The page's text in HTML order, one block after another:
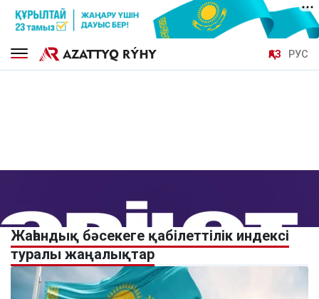
ҚАЗ РУС
Жаһандық бәсекеге қабілеттілік индексі
туралы жаңалықтар